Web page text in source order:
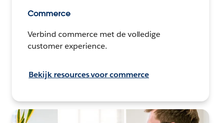
Commerce
Verbind commerce met de volledige
customer experience.
Bekijk resources voor commerce